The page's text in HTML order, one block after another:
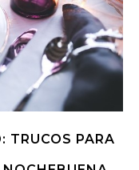
TRUCOS PARA